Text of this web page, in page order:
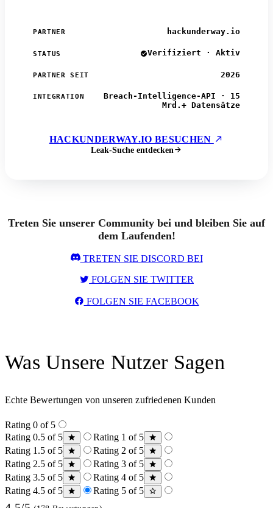
PARTNER hackunderway.io
STATUS Verifiziert · Aktiv
PARTNER SEIT 2026
INTEGRATION
Breach-Intelligence-API · 15
Mrd.+ Datensätze
HACKUNDERWAY.IO BESUCHEN
Leak-Suche entdecken
Treten Sie unserer Community bei und bleiben Sie auf
dem Laufenden!
TRETEN SIE DISCORD BEI
FOLGEN SIE TWITTER
FOLGEN SIE FACEBOOK
Was Unsere Nutzer Sagen
Echte Bewertungen von unseren zufriedenen Kunden
Rating 0 of 5
Rating 0.5 of 5
Rating 1 of 5
Rating 1.5 of 5
Rating 2 of 5
Rating 2.5 of 5
Rating 3 of 5
Rating 3.5 of 5
Rating 4 of 5
Rating 4.5 of 5
Rating 5 of 5